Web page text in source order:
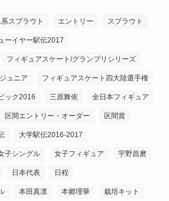
スプラウト エントリー スプラウト
ーイヤー駅伝2017
フィギュアスケート/グランプリシリーズ
ュニア フィギュアスケート四大陸選手権
ック2016 三原舞依 全日本フィギュア
区間エントリー・オーダー 区間賞
大学駅伝2016-2017
子シングル 女子フィギュア 宇野昌磨
日本代表 日程
本田真凛 本郷理華 栽培キット